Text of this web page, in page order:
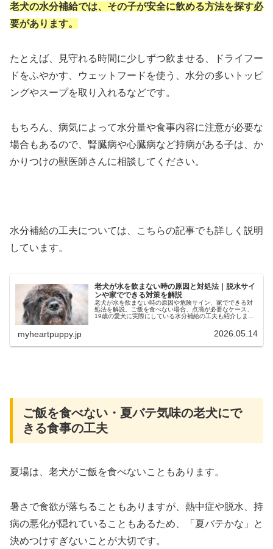
老犬の水分補給では、その子が安全に飲める方法を探す必
要があります。
たとえば、見守れる時間に少しずつ飲ませる、ドライフー
ドをふやかす、ウェットフードを使う、水分の多いトッピ
ングやスープを取り入れるなどです。
もちろん、病気によって水分量や食事内容に注意が必要な
場合もあるので、腎臓病や心臓病など持病がある子は、か
かりつけの獣医師さんに相談してください。
水分補給の工夫については、こちらの記事でも詳しく説明
しています。
老犬が水を飲まない時の原因と対処法｜脱水サイ
ンや家でできる対策を解説
老犬が水を飲まない時の原因や危険サイン、家でできる対
処法を解説。ご飯を食べない場合、点滴が必要なケース、
19歳の愛犬に実際にしている水分補給の工夫も紹介しま
myheartpuppy.jp 2026.05.14
ご飯を食べない・夏バテ気味の老犬にで
きる食事の工夫
夏場は、老犬がご飯を食べないこともあります。
暑さで食欲が落ちることもありますが、熱中症や脱水、持
病の悪化が隠れていることもあるため、「夏バテかな」と
決めつけすぎないことが大切です。